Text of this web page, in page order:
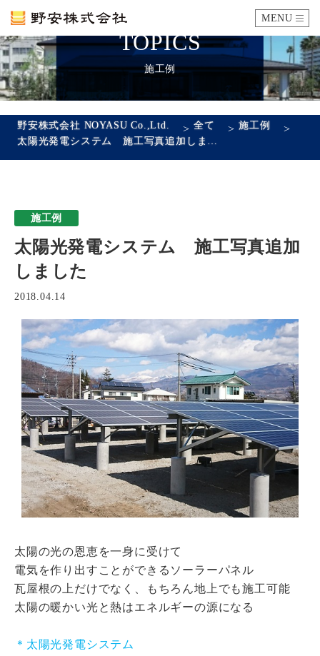
MENU
カタログ
瓦ができるまで
会社概要 沿革 代表あいさつ アクセス
採用情報
瓦猫
開発ストーリー 商品情報 Kawara Collaboration
お問い合わせ プライバシーポリシー サイトマップ
TOPICS
施工例
野安株式会社 NOYASU Co.,Ltd. >全て >施工例 >
施工例
太陽光発電システム 施工写真追加
しました
2018.04.14
太陽の光の恩恵を一身に受けて
電気を作り出すことができるソーラーパネル
瓦屋根の上だけでなく、もちろん地上でも施工可能
太陽の暖かい光と熱はエネルギーの源になる
＊太陽光発電システム